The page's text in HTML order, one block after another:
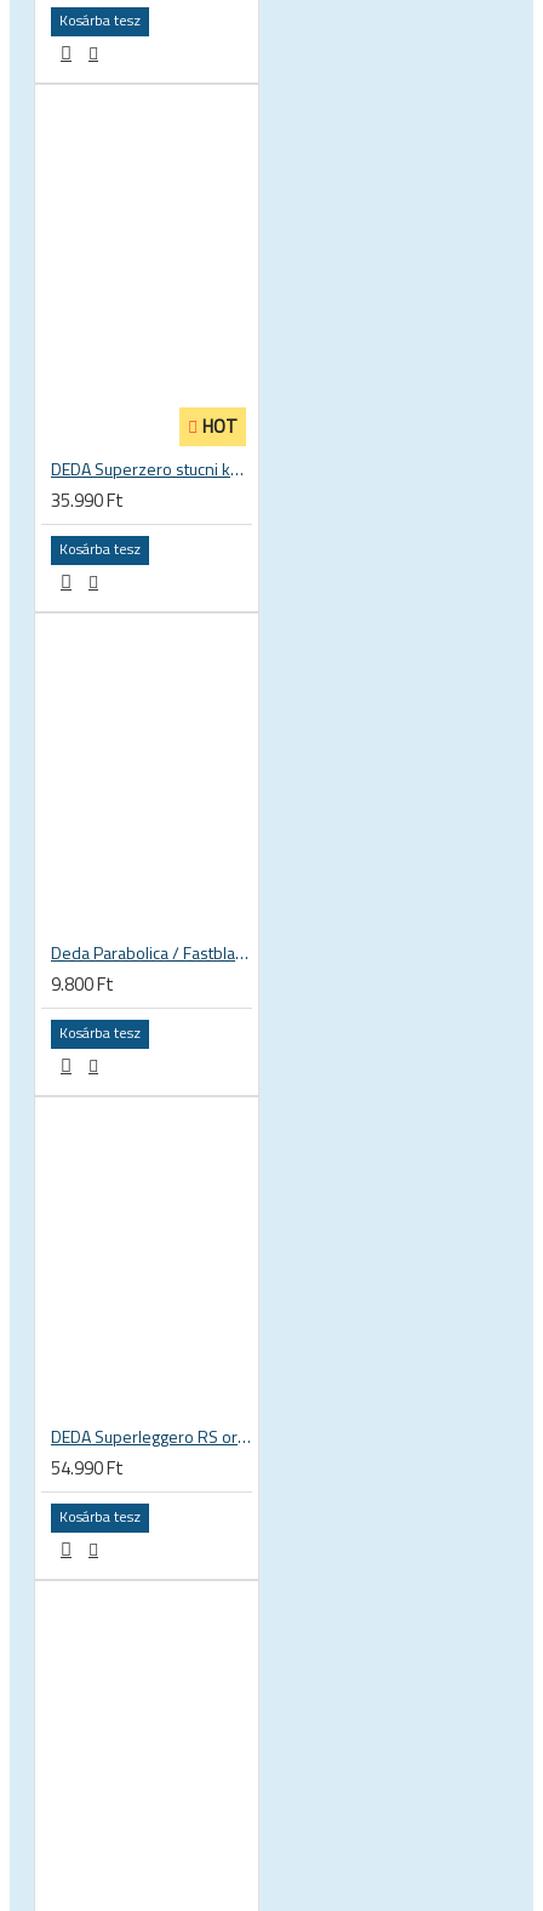
Kosárba tesz
HOT
DEDA Superzero stucni kormányszár
35.990 Ft
Kosárba tesz
Deda Parabolica / Fastblack könyöklő platform (pár, csavarokkal) alkatrész
9.800 Ft
Kosárba tesz
DEDA Superleggero RS országúti kerékpár kormányszár, stucni
54.990 Ft
Kosárba tesz